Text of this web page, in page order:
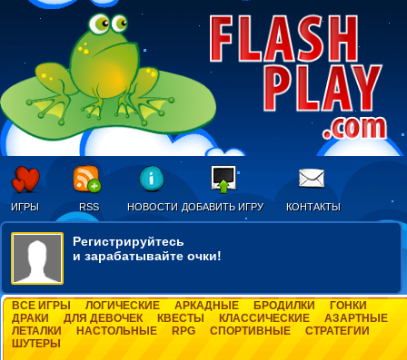
ИГРЫ RSS НОВОСТИ ДОБАВИТЬ ИГРУ КОНТАКТЫ
Регистрируйтесь
и зарабатывайте очки!
ВСЕ ИГРЫ ЛОГИЧЕСКИЕ АРКАДНЫЕ БРОДИЛКИ
ГОНКИ
ДРАКИ
ДЛЯ ДЕВОЧЕК КВЕСТЫ КЛАССИЧЕСКИЕ
АЗАРТНЫЕ
ЛЕТАЛКИ
НАСТОЛЬНЫЕ RPG СПОРТИВНЫЕ
СТРАТЕГИИ
ШУТЕРЫ